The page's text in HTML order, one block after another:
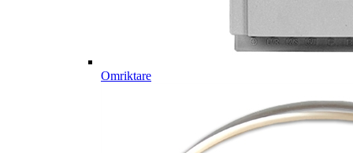
Omriktare